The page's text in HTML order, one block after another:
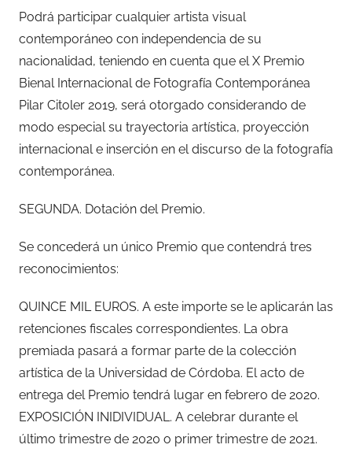
Podrá participar cualquier artista visual
contemporáneo con independencia de su
nacionalidad, teniendo en cuenta que el X Premio
Bienal Internacional de Fotografía Contemporánea
Pilar Citoler 2019, será otorgado considerando de
modo especial su trayectoria artística, proyección
internacional e inserción en el discurso de la fotografía
contemporánea.
SEGUNDA. Dotación del Premio.
Se concederá un único Premio que contendrá tres
reconocimientos:
QUINCE MIL EUROS. A este importe se le aplicarán las
retenciones fiscales correspondientes. La obra
premiada pasará a formar parte de la colección
artística de la Universidad de Córdoba. El acto de
entrega del Premio tendrá lugar en febrero de 2020.
EXPOSICIÓN INIDIVIDUAL. A celebrar durante el
último trimestre de 2020 o primer trimestre de 2021.